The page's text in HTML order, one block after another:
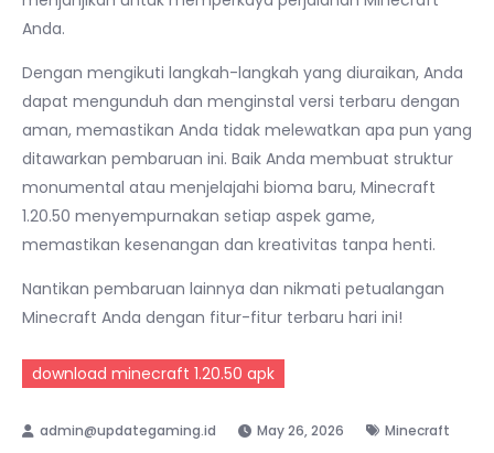
Anda.
Dengan mengikuti langkah-langkah yang diuraikan, Anda
dapat mengunduh dan menginstal versi terbaru dengan
aman, memastikan Anda tidak melewatkan apa pun yang
ditawarkan pembaruan ini. Baik Anda membuat struktur
monumental atau menjelajahi bioma baru, Minecraft
1.20.50 menyempurnakan setiap aspek game,
memastikan kesenangan dan kreativitas tanpa henti.
Nantikan pembaruan lainnya dan nikmati petualangan
Minecraft Anda dengan fitur-fitur terbaru hari ini!
download minecraft 1.20.50 apk
May 26, 2026 Minecraft